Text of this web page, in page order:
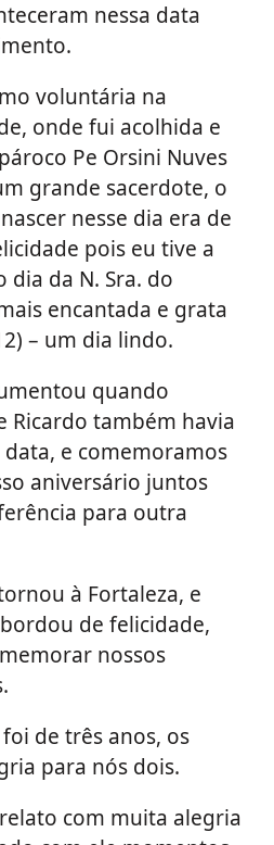
nessa data
voluntária na
onde fui acolhida e
Pe Orsini Nuves
grande sacerdote, o
nesse dia era de
pois eu tive a
dia da N. Sra. do
encantada e grata
– um dia lindo.
quando
Ricardo também havia
e comemoramos
aniversário juntos
para outra
à Fortaleza, e
de felicidade,
nossos
de três anos, os
para nós dois.
com muita alegria